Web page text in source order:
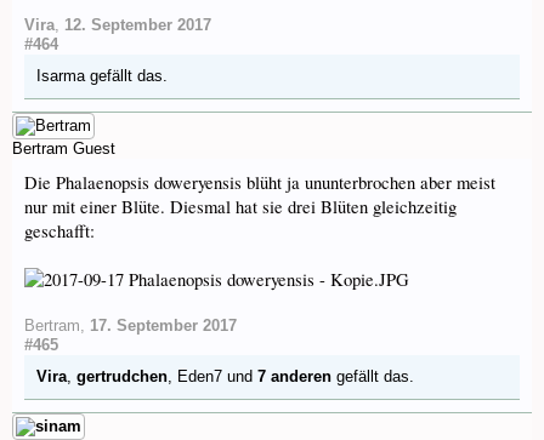
Vira, 12. September 2017
#464
Isarmagefällt das.
Bertram Guest
Die Phalaenopsis doweryensis blüht ja ununterbrochen aber meist
nur mit einer Blüte. Diesmal hat sie drei Blüten gleichzeitig
geschafft:
Bertram, 17. September 2017
#465
Vira, gertrudchen, Eden7 und 7 anderen gefällt das.